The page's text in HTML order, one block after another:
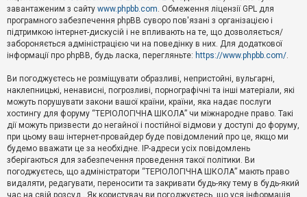
в
і
д
п
о
в
д
й
А
к
т
и
в
н
завантаженим з сайту www.phpbb.com. Обмеження ліцензії GPL для
програмного забезпечення phpBB суворо пов'язані з організацією і
підтримкою інтернет-дискусій і не впливають на те, що дозволяється/
забороняється адміністрацією чи на поведінку в них. Для додаткової
інформації про phpBB, будь ласка, перегляньте: https://www.phpbb.com/.
Ви погоджуєтесь не розміщувати образливі, непристойні, вульгарні,
наклепницькі, ненависні, погрозливі, порнографічні та інші матеріали, які
можуть порушувати закони вашої країни, країни, яка надає послуги
хостингу для форуму “ТЕРІОЛОГІЧНА ШКОЛА” чи міжнародне право. Такі
дії можуть призвести до негайної і постійної відмови у доступі до форуму,
при цьому ваш інтернет-провайдер буде повідомлений про це, якщо ми
будемо вважати це за необхідне. IP-адреси усіх повідомлень
зберігаються для забезпечення проведення такої політики. Ви
погоджуєтесь, що адміністратори “ТЕРІОЛОГІЧНА ШКОЛА” мають право
видаляти, редагувати, переносити та закривати будь-яку тему в будь-який